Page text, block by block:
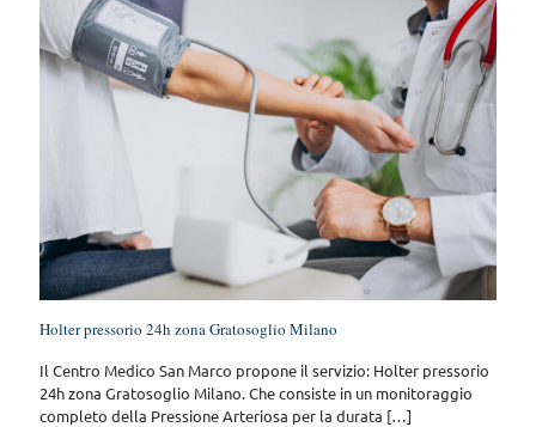
Holter pressorio 24h zona Gratosoglio Milano
Il Centro Medico San Marco propone il servizio: Holter pressorio
24h zona Gratosoglio Milano. Che consiste in un monitoraggio
completo della Pressione Arteriosa per la durata […]